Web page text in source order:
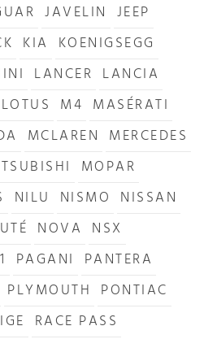
JAVELIN JEEP
KIA KOENIGSEGG
LANCER LANCIA
LOTUS M4 MASÉRATI
MCLAREN MERCEDES
MOPAR
NILU NISMO NISSAN
NOVA NSX
PAGANI PANTERA
PLYMOUTH PONTIAC
RACE PASS